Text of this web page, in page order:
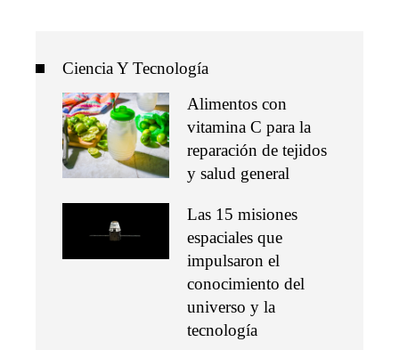
Ciencia Y Tecnología
Alimentos con
vitamina C para la
reparación de tejidos
y salud general
Las 15 misiones
espaciales que
impulsaron el
conocimiento del
universo y la
tecnología